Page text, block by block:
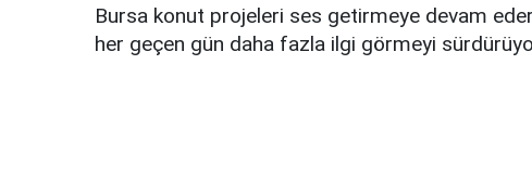
Bursa konut projeleri ses getirmeye devam
her geçen gün daha fazla ilgi görmeyi